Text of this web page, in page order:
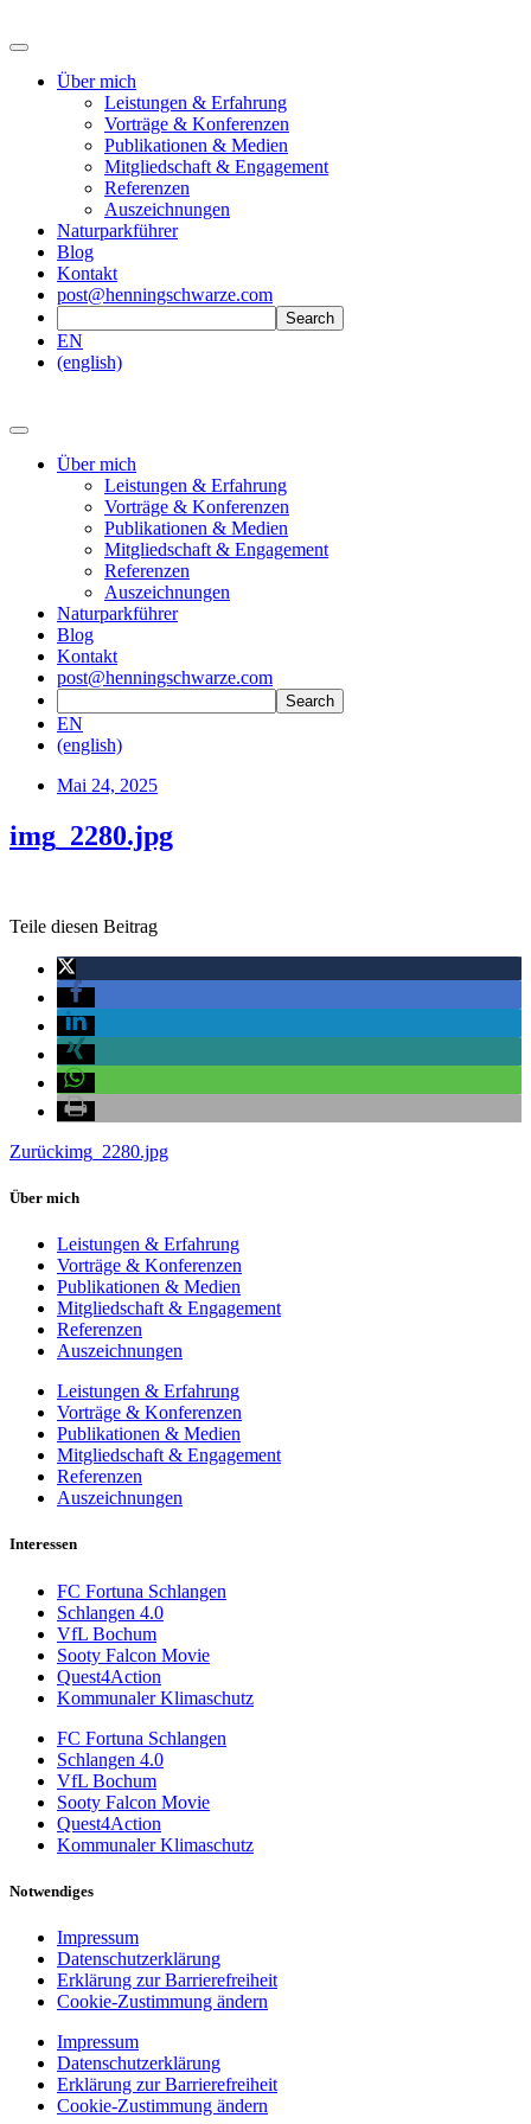
Über mich
Leistungen & Erfahrung
Vorträge & Konferenzen
Publikationen & Medien
Mitgliedschaft & Engagement
Referenzen
Auszeichnungen
Naturparkführer
Blog
Kontakt
post@henningschwarze.com
EN
(english)
Über mich
Leistungen & Erfahrung
Vorträge & Konferenzen
Publikationen & Medien
Mitgliedschaft & Engagement
Referenzen
Auszeichnungen
Naturparkführer
Blog
Kontakt
post@henningschwarze.com
EN
(english)
Mai 24, 2025
img_2280.jpg
Teile diesen Beitrag
Zurückimg_2280.jpg
Über mich
Leistungen & Erfahrung
Vorträge & Konferenzen
Publikationen & Medien
Mitgliedschaft & Engagement
Referenzen
Auszeichnungen
Leistungen & Erfahrung
Vorträge & Konferenzen
Publikationen & Medien
Mitgliedschaft & Engagement
Referenzen
Auszeichnungen
Interessen
FC Fortuna Schlangen
Schlangen 4.0
VfL Bochum
Sooty Falcon Movie
Quest4Action
Kommunaler Klimaschutz
FC Fortuna Schlangen
Schlangen 4.0
VfL Bochum
Sooty Falcon Movie
Quest4Action
Kommunaler Klimaschutz
Notwendiges
Impressum
Datenschutzerklärung
Erklärung zur Barrierefreiheit
Cookie-Zustimmung ändern
Impressum
Datenschutzerklärung
Erklärung zur Barrierefreiheit
Cookie-Zustimmung ändern